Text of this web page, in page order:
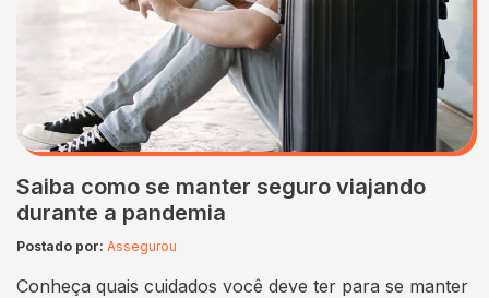
Saiba como se manter seguro viajando
durante a pandemia
Postado por: Assegurou
Conheça quais cuidados você deve ter para se manter